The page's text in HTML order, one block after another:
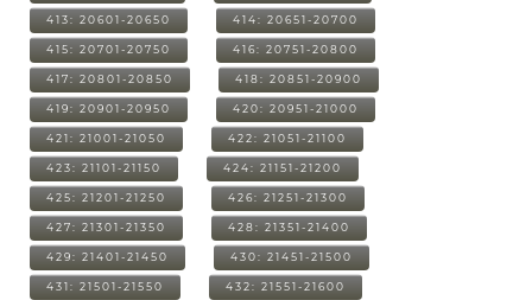
413: 20601-20650 414: 20651-20700
415: 20701-20750 416: 20751-20800
417: 20801-20850 418: 20851-20900
419: 20901-20950 420: 20951-21000
421: 21001-21050 422: 21051-21100
423: 21101-21150 424: 21151-21200
425: 21201-21250 426: 21251-21300
427: 21301-21350 428: 21351-21400
429: 21401-21450 430: 21451-21500
431: 21501-21550 432: 21551-21600